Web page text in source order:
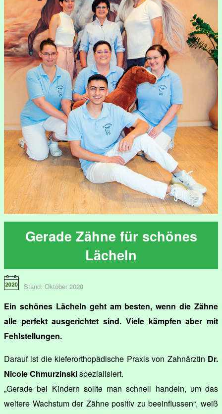
Gerade Zähne für schönes
Lächeln
Stand: Oktober 2020
Ein schönes Lächeln geht am besten, wenn die Zähne
alle perfekt ausgerichtet sind. Viele kämpfen aber mit
Fehlstellungen.
Darauf ist die kieferorthopädische Praxis von Zahnärztin Dr.
Nicole Chmurzinskispezialisiert.
„Gerade bei Kindern sollte man schnell handeln, um das
weitere Wachstum der Zähne positiv zu beeinflussen“, weiß